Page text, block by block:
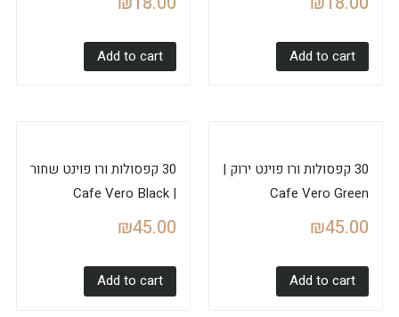
Add to cart
Add to cart
30 קפסולות ורו פוינט ירוק |
Cafe Vero Green
₪45.00
Add to cart
30 קפסולות ורו פוינט שחור
| Cafe Vero Black
₪45.00
Add to cart